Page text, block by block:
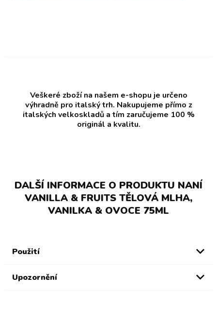
Veškeré zboží na našem e-shopu je určeno
výhradně pro italský trh. Nakupujeme přímo z
italských velkoskladů a tím zaručujeme 100 %
originál a kvalitu.
DALŠÍ INFORMACE O PRODUKTU NANÍ
VANILLA & FRUITS TĚLOVÁ MLHA,
VANILKA & OVOCE 75ML
Použití
Upozornění